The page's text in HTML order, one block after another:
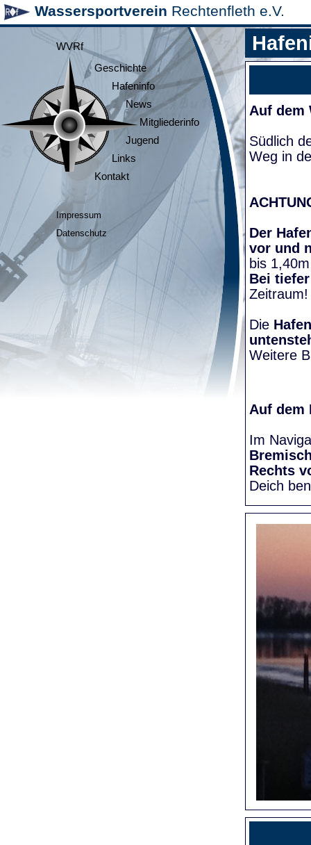
Wassersportverein Rechtenfleth e.V.
WVRf
Geschichte
Hafeninfo
News
Mitgliederinfo
Jugend
Links
Kontakt
Impressum
Datenschutz
Auf dem
Südlich
Weg in
Der
vor und
bis
Bei
Die
Weitere
Auf dem
Im
Rechts
Deich